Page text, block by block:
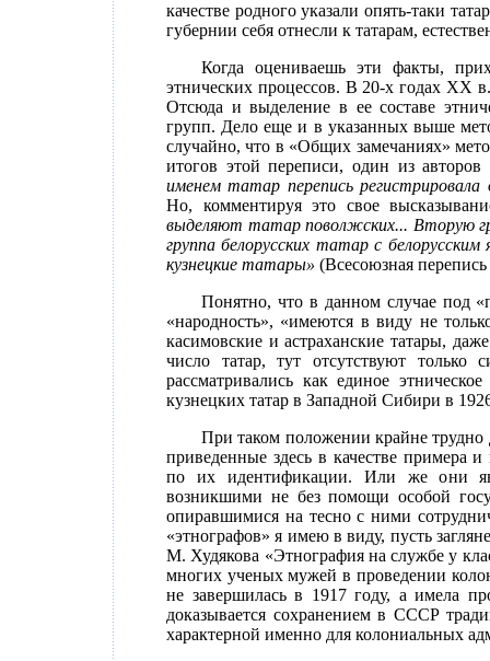
качестве родного указали опять-таки
губернии себя отнесли к татарам,
Когда оцениваешь эти факты,
этнических процессов. В 20-х годах XX
Отсюда и выделение в ее составе
групп. Дело еще и в указанных выше
случайно, что в «Общих замечаниях»
итогов этой переписи, один из
именем татар перепись регистрировала
Но, комментируя это свое
выделяют татар поволжских... Вторую
группа белорусских татар с
кузнецкие татары» (Всесоюзная
Понятно, что в данном случае под
«народность», «имеются в виду не
касимовские и астраханские татары,
число татар, тут отсутствуют только
рассматривались как единое
кузнецких татар в Западной Сибири в
При таком положении крайне трудно
приведенные здесь в качестве примера
по их идентификации. Или же они
возникшими не без помощи особой
опиравшимися на тесно с ними
«этнографов» я имею в виду, пусть
М. Худякова «Этнография на службе у
многих ученых мужей в проведении
не завершилась в 1917 году, а имела
доказывается сохранением в СССР
характерной именно для колониальных